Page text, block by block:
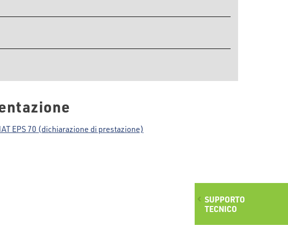
SUPPORTO
TECNICO
EPS 70 (dichiarazione di prestazione)